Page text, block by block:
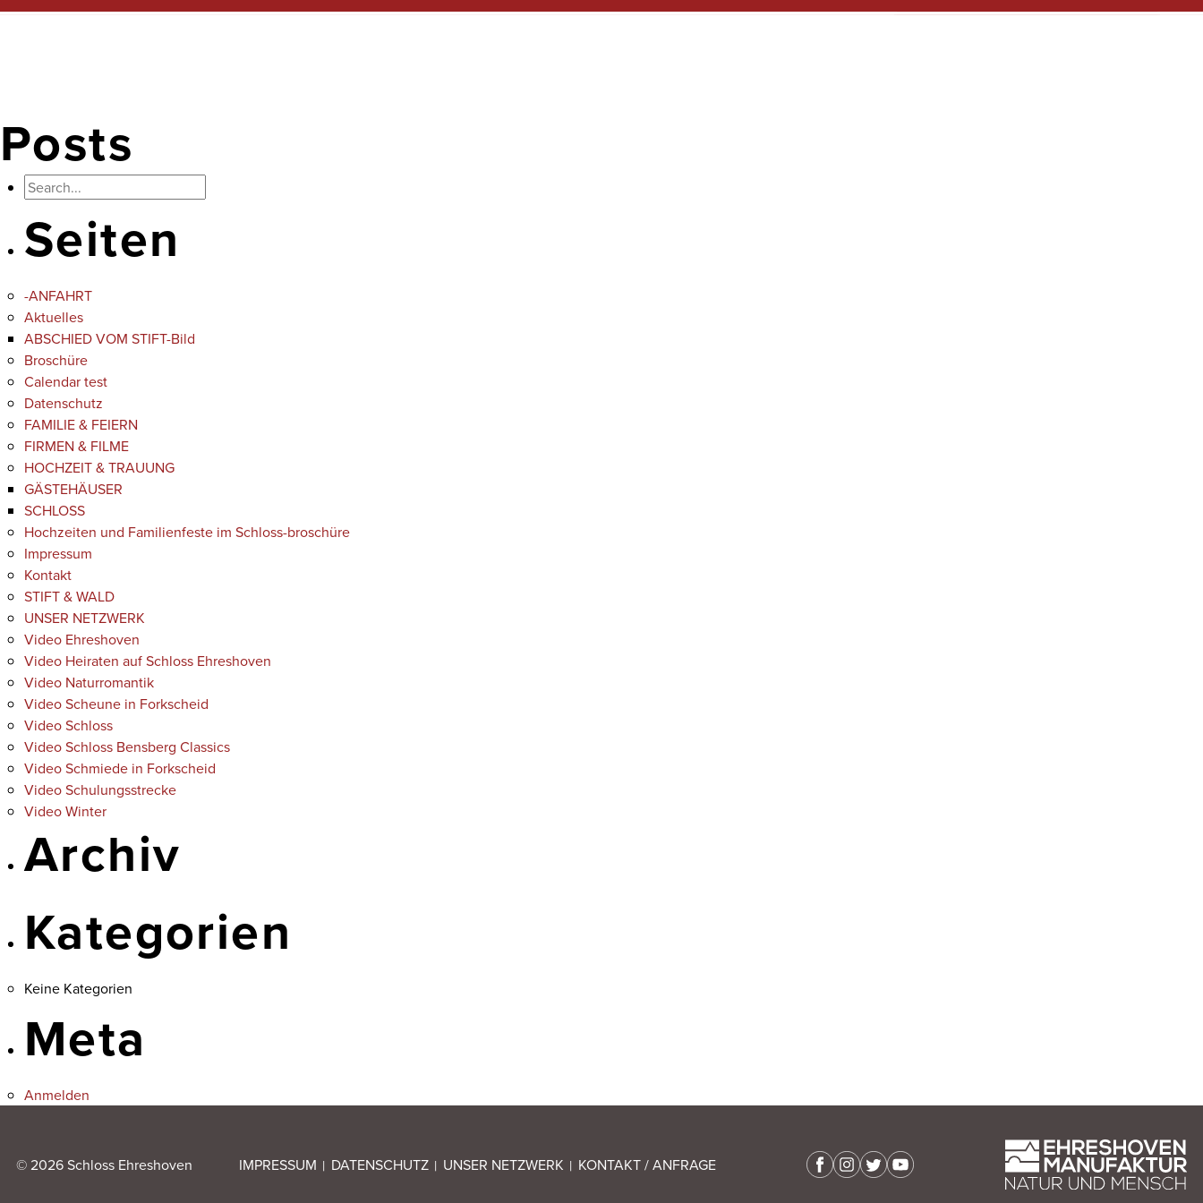
Posts
Seiten
-ANFAHRT
Aktuelles
ABSCHIED VOM STIFT-Bild
Broschüre
Calendar test
Datenschutz
FAMILIE & FEIERN
FIRMEN & FILME
HOCHZEIT & TRAUUNG
GÄSTEHÄUSER
SCHLOSS
Hochzeiten und Familienfeste im Schloss-broschüre
Impressum
Kontakt
STIFT & WALD
UNSER NETZWERK
Video Ehreshoven
Video Heiraten auf Schloss Ehreshoven
Video Naturromantik
Video Scheune in Forkscheid
Video Schloss
Video Schloss Bensberg Classics
Video Schmiede in Forkscheid
Video Schulungsstrecke
Video Winter
Archiv
Kategorien
Keine Kategorien
Meta
Anmelden
© 2026 Schloss Ehreshoven IMPRESSUM DATENSCHUTZ UNSER NETZWERK KONTAKT / ANFRAGE